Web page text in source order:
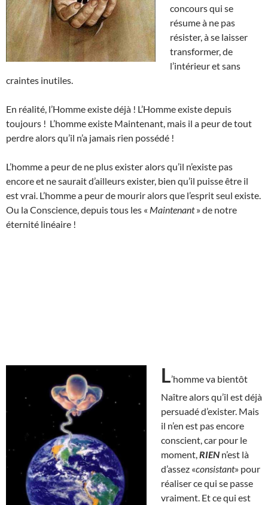
concours qui se
résume à ne pas
résister, à se laisser
transformer, de
l’intérieur et sans
craintes inutiles.
En réalité, l’Homme existe déjà ! L’Homme existe depuis
toujours ! L’homme existe Maintenant, mais il a peur de tout
perdre alors qu’il n’a jamais rien possédé !
L’homme a peur de ne plus exister alors qu’il n’existe pas
encore et ne saurait d’ailleurs exister, bien qu’il puisse être il
est vrai. L’homme a peur de mourir alors que l’esprit seul existe.
Ou la Conscience, depuis tous les « Maintenant» de notre
éternité linéaire !
L’homme va bientôt
Naître alors qu’il est déjà
persuadé d’exister. Mais
il n’en est pas encore
conscient, car pour le
moment, RIEN n’est là
d’assez «consistant» pour
réaliser ce qui se passe
vraiment. Et ce qui est